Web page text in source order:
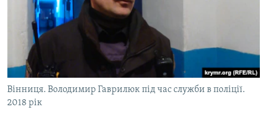
Вінниця. Володимир Гаврилюк під час служби в поліції.
2018 рік